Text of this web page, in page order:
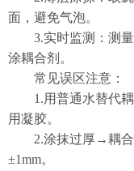
面，避免气泡。
3.实时监测：测量
涂耦合剂。
常见误区注意：
1.用普通水替代耦
用凝胶。
2.涂抹过厚→耦合
±1mm。